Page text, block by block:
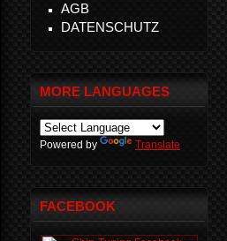
AGB
DATENSCHUTZ
MORE LANGUAGES
Powered by Translate
FACEBOOK